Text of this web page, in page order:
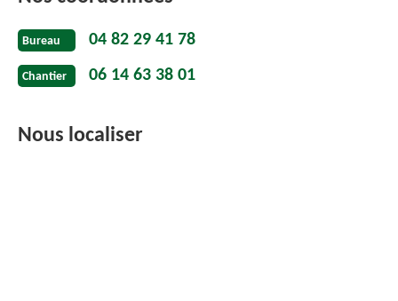
Bureau 04 82 29 41 78
Chantier 06 14 63 38 01
Nous localiser